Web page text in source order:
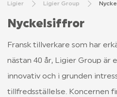
KÖPA OCH KÖRA
FÖRSÄKRING
KAMPANJER
Ligier Ligier Group
Nyckelsiffror
Fransk tillverkare som har
nästan 40 år, Ligier Group är
innovativ och i grunden
tillfredsställelse. Koncernen